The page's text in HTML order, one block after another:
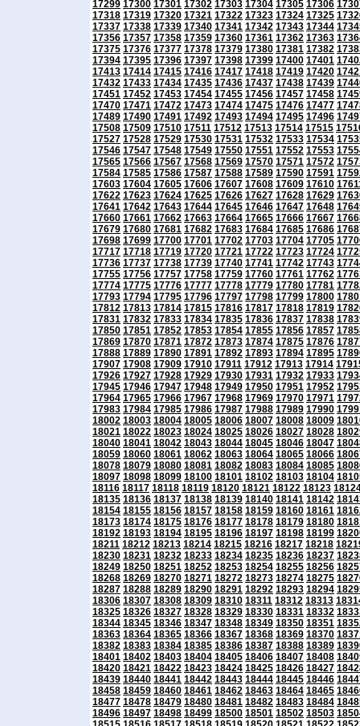
17299 17300 17301 17302 17303 17304 17305 17306
17318 17319 17320 17321 17322 17323 17324 17325
17337 17338 17339 17340 17341 17342 17343 17344
17356 17357 17358 17359 17360 17361 17362 17363
17375 17376 17377 17378 17379 17380 17381 17382
17394 17395 17396 17397 17398 17399 17400 17401
17413 17414 17415 17416 17417 17418 17419 17420
17432 17433 17434 17435 17436 17437 17438 17439
17451 17452 17453 17454 17455 17456 17457 17458
17470 17471 17472 17473 17474 17475 17476 17477
17489 17490 17491 17492 17493 17494 17495 17496
17508 17509 17510 17511 17512 17513 17514 17515
17527 17528 17529 17530 17531 17532 17533 17534
17546 17547 17548 17549 17550 17551 17552 17553
17565 17566 17567 17568 17569 17570 17571 17572
17584 17585 17586 17587 17588 17589 17590 17591
17603 17604 17605 17606 17607 17608 17609 17610
17622 17623 17624 17625 17626 17627 17628 17629
17641 17642 17643 17644 17645 17646 17647 17648
17660 17661 17662 17663 17664 17665 17666 17667
17679 17680 17681 17682 17683 17684 17685 17686
17698 17699 17700 17701 17702 17703 17704 17705
17717 17718 17719 17720 17721 17722 17723 17724
17736 17737 17738 17739 17740 17741 17742 17743
17755 17756 17757 17758 17759 17760 17761 17762
17774 17775 17776 17777 17778 17779 17780 17781
17793 17794 17795 17796 17797 17798 17799 17800
17812 17813 17814 17815 17816 17817 17818 17819
17831 17832 17833 17834 17835 17836 17837 17838
17850 17851 17852 17853 17854 17855 17856 17857
17869 17870 17871 17872 17873 17874 17875 17876
17888 17889 17890 17891 17892 17893 17894 17895
17907 17908 17909 17910 17911 17912 17913 17914
17926 17927 17928 17929 17930 17931 17932 17933
17945 17946 17947 17948 17949 17950 17951 17952
17964 17965 17966 17967 17968 17969 17970 17971
17983 17984 17985 17986 17987 17988 17989 17990
18002 18003 18004 18005 18006 18007 18008 18009
18021 18022 18023 18024 18025 18026 18027 18028
18040 18041 18042 18043 18044 18045 18046 18047
18059 18060 18061 18062 18063 18064 18065 18066
18078 18079 18080 18081 18082 18083 18084 18085
18097 18098 18099 18100 18101 18102 18103 18104
18116 18117 18118 18119 18120 18121 18122 18123
18135 18136 18137 18138 18139 18140 18141 18142
18154 18155 18156 18157 18158 18159 18160 18161
18173 18174 18175 18176 18177 18178 18179 18180
18192 18193 18194 18195 18196 18197 18198 18199
18211 18212 18213 18214 18215 18216 18217 18218
18230 18231 18232 18233 18234 18235 18236 18237
18249 18250 18251 18252 18253 18254 18255 18256
18268 18269 18270 18271 18272 18273 18274 18275
18287 18288 18289 18290 18291 18292 18293 18294
18306 18307 18308 18309 18310 18311 18312 18313
18325 18326 18327 18328 18329 18330 18331 18332
18344 18345 18346 18347 18348 18349 18350 18351
18363 18364 18365 18366 18367 18368 18369 18370
18382 18383 18384 18385 18386 18387 18388 18389
18401 18402 18403 18404 18405 18406 18407 18408
18420 18421 18422 18423 18424 18425 18426 18427
18439 18440 18441 18442 18443 18444 18445 18446
18458 18459 18460 18461 18462 18463 18464 18465
18477 18478 18479 18480 18481 18482 18483 18484
18496 18497 18498 18499 18500 18501 18502 18503